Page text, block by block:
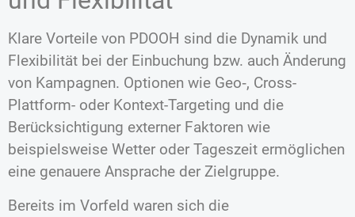
Klare Vorteile von PDOOH sind die Dynamik und
Flexibilität bei der Einbuchung bzw. auch Änderung
von Kampagnen. Optionen wie Geo‑, Cross-
Plattform- oder Kontext-Targeting und die
Berücksichtigung externer Faktoren wie
beispielsweise Wetter oder Tageszeit ermöglichen
eine genauere Ansprache der Zielgruppe.
Bereits im Vorfeld waren sich die